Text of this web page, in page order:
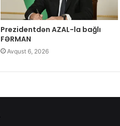
Prezidentdən AZAL-la bağlı
FƏRMAN
Avqust 6, 2026